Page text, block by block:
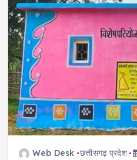
Web Desk छत्तीसगढ़ प्रदेश